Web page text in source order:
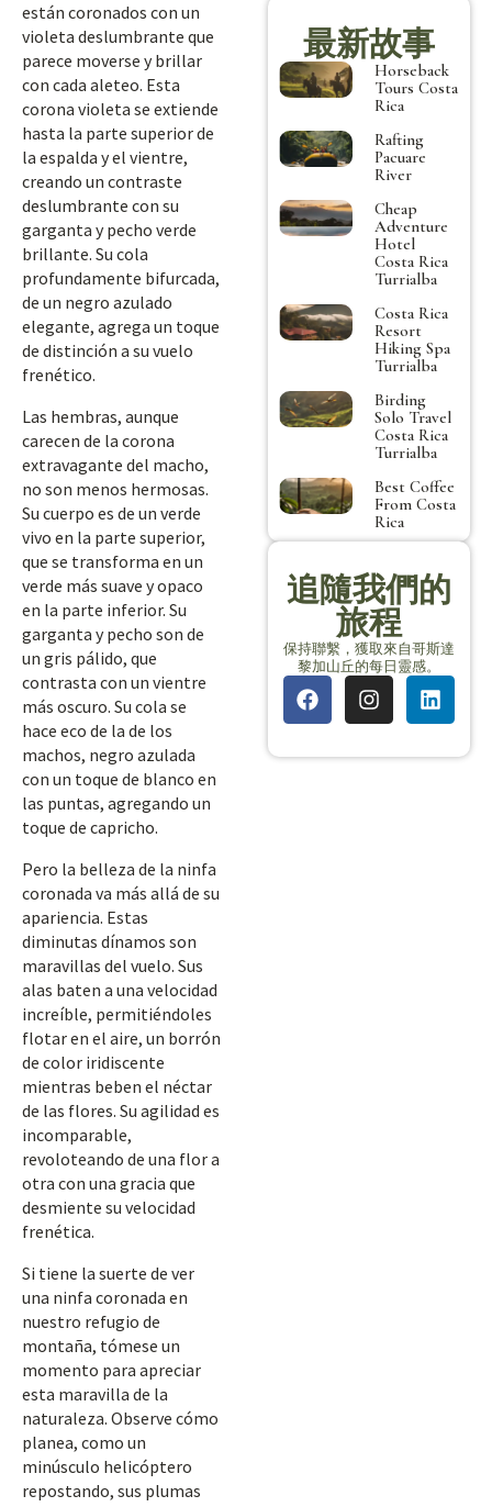
están coronados con un
violeta deslumbrante que
parece moverse y brillar
con cada aleteo. Esta
corona violeta se extiende
hasta la parte superior de
la espalda y el vientre,
creando un contraste
deslumbrante con su
garganta y pecho verde
brillante. Su cola
profundamente bifurcada,
de un negro azulado
elegante, agrega un toque
de distinción a su vuelo
frenético.
Las hembras, aunque
carecen de la corona
extravagante del macho,
no son menos hermosas.
Su cuerpo es de un verde
vivo en la parte superior,
que se transforma en un
verde más suave y opaco
en la parte inferior. Su
garganta y pecho son de
un gris pálido, que
contrasta con un vientre
más oscuro. Su cola se
hace eco de la de los
machos, negro azulada
con un toque de blanco en
las puntas, agregando un
toque de capricho.
Pero la belleza de la ninfa
coronada va más allá de su
apariencia. Estas
diminutas dínamos son
maravillas del vuelo. Sus
alas baten a una velocidad
increíble, permitiéndoles
flotar en el aire, un borrón
de color iridiscente
mientras beben el néctar
de las flores. Su agilidad es
incomparable,
revoloteando de una flor a
otra con una gracia que
desmiente su velocidad
frenética.
Si tiene la suerte de ver
una ninfa coronada en
nuestro refugio de
montaña, tómese un
momento para apreciar
esta maravilla de la
naturaleza. Observe cómo
planea, como un
minúsculo helicóptero
repostando, sus plumas
最新故事
Horseback
Tours Costa
Rica
Rafting
Pacuare
River
Cheap
Adventure
Hotel
Costa Rica
Turrialba
Costa Rica
Resort
Hiking Spa
Turrialba
Birding
Solo Travel
Costa Rica
Turrialba
Best Coffee
From Costa
Rica
追隨我們的
旅程
保持聯繫，獲取來自哥斯達
黎加山丘的每日靈感。